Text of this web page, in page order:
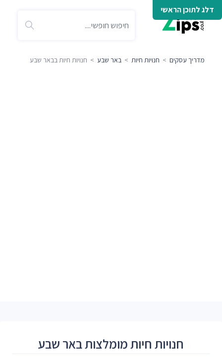
דלג לתוכן הראשי
מדריך עסקים > חנויות חיות > באר שבע > חנויות חיות בבאר שבע
חנויות חיות מומלצות באר שבע